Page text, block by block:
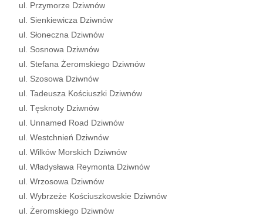
ul. Przymorze Dziwnów
ul. Sienkiewicza Dziwnów
ul. Słoneczna Dziwnów
ul. Sosnowa Dziwnów
ul. Stefana Żeromskiego Dziwnów
ul. Szosowa Dziwnów
ul. Tadeusza Kościuszki Dziwnów
ul. Tęsknoty Dziwnów
ul. Unnamed Road Dziwnów
ul. Westchnień Dziwnów
ul. Wilków Morskich Dziwnów
ul. Władysława Reymonta Dziwnów
ul. Wrzosowa Dziwnów
ul. Wybrzeże Kościuszkowskie Dziwnów
ul. Żeromskiego Dziwnów